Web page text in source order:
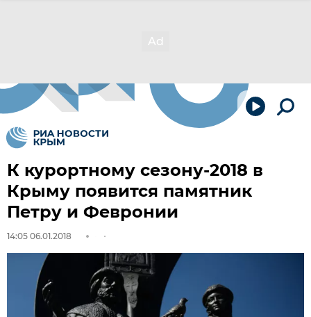
К курортному сезону-2018 в
Крыму появится памятник
Петру и Февронии
14:05 06.01.2018